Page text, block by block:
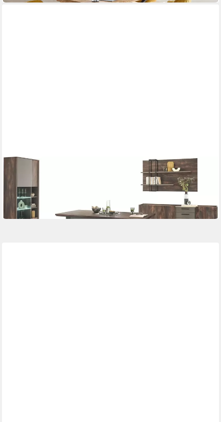
HOME AFFAIRE
1.649,99 €
-43%
in 9-11 Werktagen bei dir